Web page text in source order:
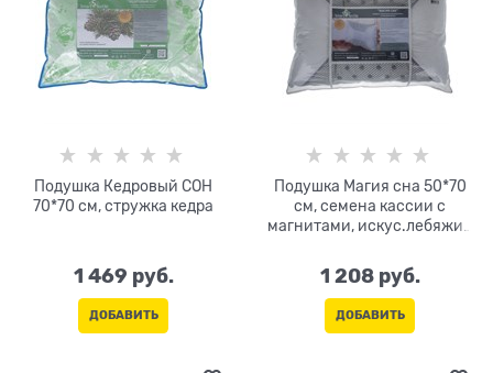
Подушка Кедровый СОН
70*70 см, стружка кедра
1 469 руб.
ДОБАВИТЬ
Подушка Магия сна 50*70
см, семена кассии с
магнитами, искус.лебяжий
1 208 руб.
ДОБАВИТЬ